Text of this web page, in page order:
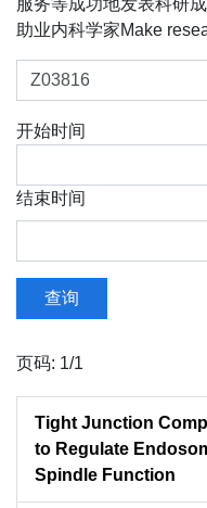
服务等成功地发表科研
助业内科学家Make
开始时间
结束时间
查询
页码: 1/1
Tight Junction
to Regulate
Spindle Function